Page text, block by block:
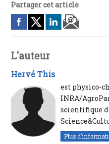
Partager cet article
L'auteur
Hervé This
est physico-
INRA/
scientifique
Plus